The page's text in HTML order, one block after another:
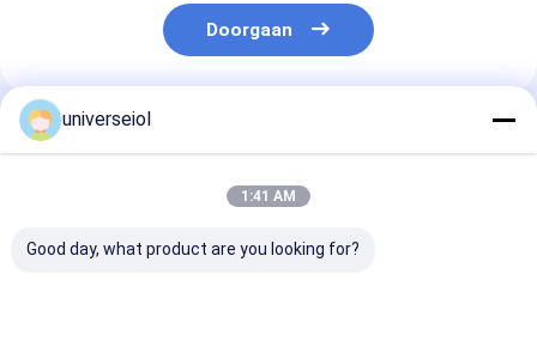
Doorgaan
Geadviseerde Producten
universeiol
1:41 AM
Good day, what product are you looking for?